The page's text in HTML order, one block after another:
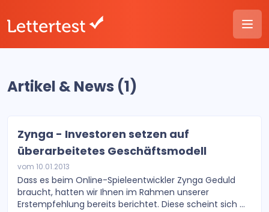
Artikel & News (1)
Zynga - Investoren setzen auf
überarbeitetes Geschäftsmodell
vom 10.01.2013
Dass es beim Online-Spieleentwickler Zynga Geduld
braucht, hatten wir Ihnen im Rahmen unserer
Erstempfehlung bereits berichtet. Diese scheint sich ...